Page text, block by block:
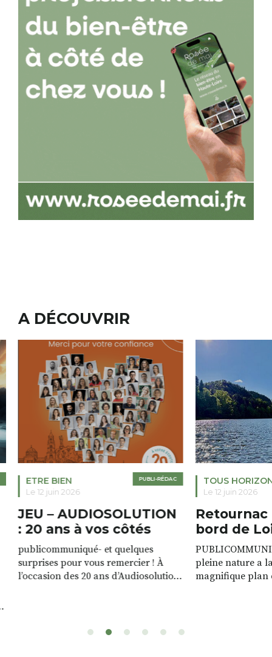
A DÉCOUVRIR
PUBLI-RÉDAC
ETRE BIEN
Le 12 juin 2026
JEU – AUDIOSOLUTION
: 20 ans à vos côtés
publicommuniqué- et quelques
surprises pour vous remercier ! À
l’occasion des 20 ans d’Audiosolution,
sont à gagner, sélectionnés auprès
TOUS
Le 12 juin 2026
Retournac
bord de
pleine nature a
magnifique plan